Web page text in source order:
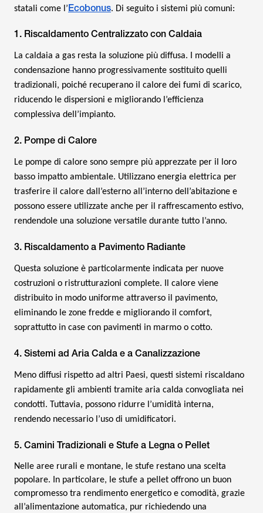
statali come l’Ecobonus. Di seguito i sistemi più comuni:
1. Riscaldamento Centralizzato con Caldaia
La caldaia a gas resta la soluzione più diffusa. I modelli a
condensazione hanno progressivamente sostituito quelli
tradizionali, poiché recuperano il calore dei fumi di scarico,
riducendo le dispersioni e migliorando l’efficienza
complessiva dell’impianto.
2. Pompe di Calore
Le pompe di calore sono sempre più apprezzate per il loro
basso impatto ambientale. Utilizzano energia elettrica per
trasferire il calore dall’esterno all’interno dell’abitazione e
possono essere utilizzate anche per il raffrescamento estivo,
rendendole una soluzione versatile durante tutto l’anno.
3. Riscaldamento a Pavimento Radiante
Questa soluzione è particolarmente indicata per nuove
costruzioni o ristrutturazioni complete. Il calore viene
distribuito in modo uniforme attraverso il pavimento,
eliminando le zone fredde e migliorando il comfort,
soprattutto in case con pavimenti in marmo o cotto.
4. Sistemi ad Aria Calda e a Canalizzazione
Meno diffusi rispetto ad altri Paesi, questi sistemi riscaldano
rapidamente gli ambienti tramite aria calda convogliata nei
condotti. Tuttavia, possono ridurre l’umidità interna,
rendendo necessario l’uso di umidificatori.
5. Camini Tradizionali e Stufe a Legna o Pellet
Nelle aree rurali e montane, le stufe restano una scelta
popolare. In particolare, le stufe a pellet offrono un buon
compromesso tra rendimento energetico e comodità, grazie
all’alimentazione automatica, pur richiedendo una